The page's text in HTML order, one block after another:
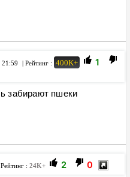
21:59 | Рейтинг : 400K+
1
забирают пшеки
: 24K+ 2 0